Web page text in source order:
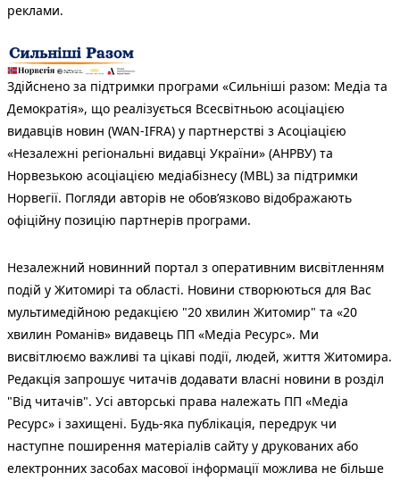
реклами.
Здійснено за підтримки програми «Сильніші разом: Медіа та
Демократія», що реалізується Всесвітньою асоціацією
видавців новин (WAN-IFRA) у партнерстві з Асоціацією
«Незалежні регіональні видавці України» (АНРВУ) та
Норвезькою асоціацією медіабізнесу (MBL) за підтримки
Норвегії. Погляди авторів не обов’язково відображають
офіційну позицію партнерів програми.
Незалежний новинний портал з оперативним висвітленням
подій у Житомирі та області. Новини створюються для Вас
мультимедійною редакцією "20 хвилин Житомир" та «20
хвилин Романів» видавець ПП «Медіа Ресурс». Ми
висвітлюємо важливі та цікаві події, людей, життя Житомира.
Редакція запрошує читачів додавати власні новини в розділ
"Від читачів". Усі авторські права належать ПП «Медіа
Ресурс» і захищені. Будь-яка публiкацiя, передрук чи
наступне поширення матеріалів сайту у друкованих або
електронних засобах масової інформації можлива не більше